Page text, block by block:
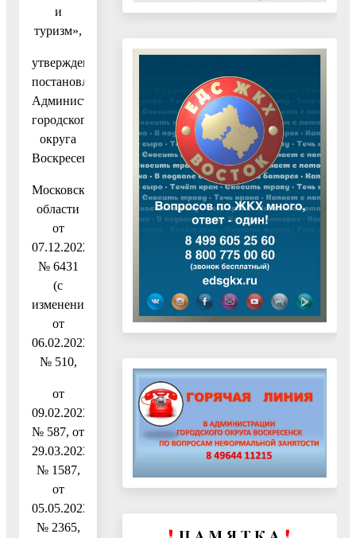
и
туризм»,
утвержденную
постановлением
Администрации
городского
округа
Воскресенск
Московской
области
от
07.12.2022
№ 6431
(с
изменениями
от
06.02.2023
№ 510,
от
09.02.2023
№ 587, от
29.03.2023
№ 1587,
от
05.05.2023
№ 2365,